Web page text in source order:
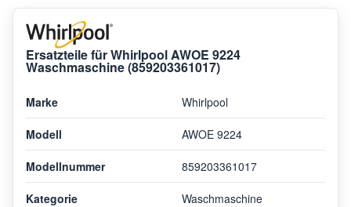
Ersatzteile für Whirlpool AWOE 9224
Waschmaschine (859203361017)
Marke Whirlpool
Modell AWOE 9224
Modellnummer 859203361017
Kategorie Waschmaschine